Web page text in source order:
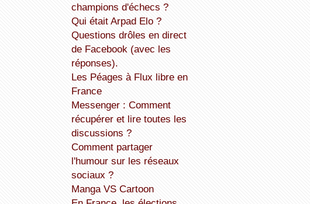
champions d'échecs ?
Qui était Arpad Elo ?
Questions drôles en direct
de Facebook (avec les
réponses).
Les Péages à Flux libre en
France
Messenger : Comment
récupérer et lire toutes les
discussions ?
Comment partager
l'humour sur les réseaux
sociaux ?
Manga VS Cartoon